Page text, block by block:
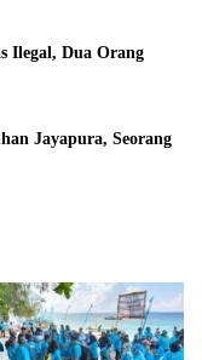
Ilegal, Dua Orang
Jayapura, Seorang